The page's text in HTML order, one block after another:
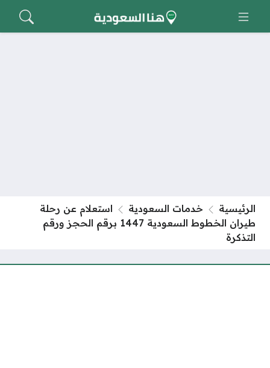
الرئيسية خدمات السعودية
استعلام عن رحلة
طيران الخطوط السعودية 1447 برقم الحجز ورقم
التذكرة